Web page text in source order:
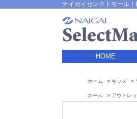
ナイガイセレクトモール
HOME
ホーム キッズ
ホーム アウトレ